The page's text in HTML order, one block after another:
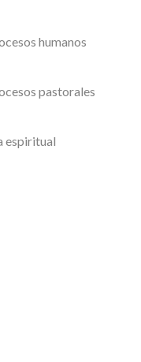
humanos
pastorales
espiritual